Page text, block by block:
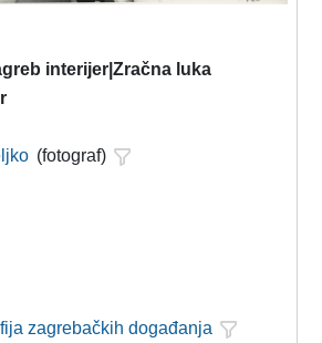
interijer|Zračna luka
(fotograf)
zagrebačkih događanja